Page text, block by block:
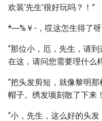
欢装‘先生’很好玩吗？！”
*―%￥-，哎这怎生得了
“那位小，厄，先生，请
在这，请问您需要理什么
“把头发剪短，就像黎明
帽子。绣发顷刻散了下来！
“小，先生，这么好的头